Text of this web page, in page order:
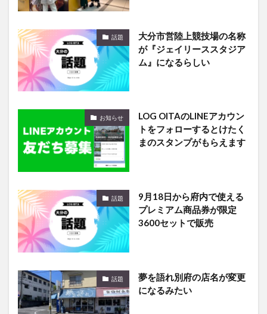
話題
大分市営陸上競技場の名称
が『ジェイリーススタジア
ム』になるらしい
お知らせ
LOG OITAのLINEアカウン
トをフォローするとけたく
まのスタンプがもらえます
話題
9月18日から府内で使える
プレミアム商品券が限定
3600セットで販売
話題
夢を語れ別府の店名が変更
になるみたい